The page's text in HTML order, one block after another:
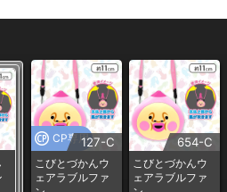
CP専用127-C
こびとづかんウ
ェアラブルファ
654-C
こびとづかんウ
ェアラブルファ